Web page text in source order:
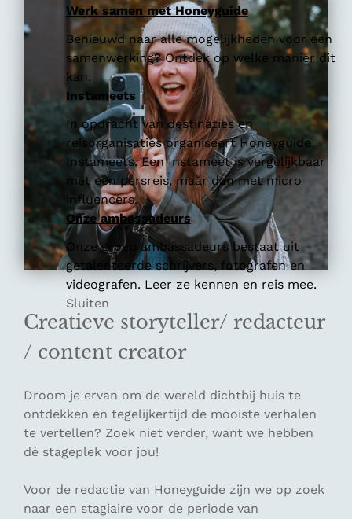
Werk samen met Honeyguide
Benieuwd naar alle mogelijkheden voor een
samenwerking? Ontdek op welke manier dit
kan.
Instameets
In opdracht van destinaties en
reisorganisaties organiseert Honeyguide
Instameets. Een Instameet is vergelijkbaar
met een persreis, maar dan met micro
influencers.
Onze ambassadeurs
Onze groep ambassadeurs bestaat uit
getalenteerde schrijvers, fotografen en
videografen. Leer ze kennen en reis mee.
Sluiten
Creatieve storyteller/ redacteur
/ content creator
Droom je ervan om de wereld dichtbij huis te
ontdekken en tegelijkertijd de mooiste verhalen
te vertellen? Zoek niet verder, want we hebben
dé stageplek voor jou!
Voor de redactie van Honeyguide zijn we op zoek
naar een stagiaire voor de periode van